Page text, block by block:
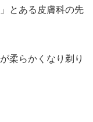
とある皮膚科の先
柔らかくなり剃り